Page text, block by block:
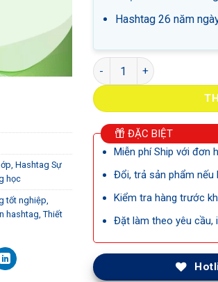
Hashtag Sự
học
tốt nghiệp
hashtag Thiết
Hashtag 26 năm
Hashtag 26 năm ngày trở
ĐẶC BIỆT
Miễn phí Ship với đơn
Đổi, trả sản phẩm nếu
Kiểm tra hàng trước
Đặt làm theo yêu cầu,